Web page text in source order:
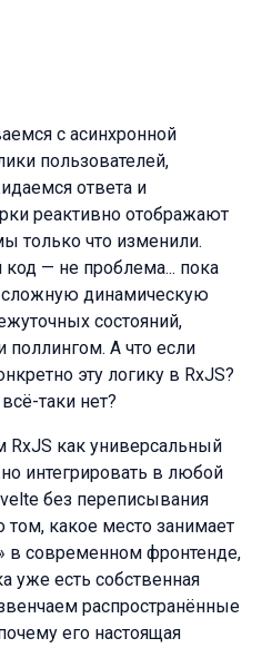
с асинхронной
пользователей,
ответа и
реактивно отображают
только что изменили.
код — не проблема... пока
сложную динамическую
состояний,
поллингом. А что если
эту логику в RxJS?
таки нет?
как универсальный
интегрировать в любой
без переписывания
какое место занимает
в современном фронтенде,
уже есть собственная
распространённые
его настоящая